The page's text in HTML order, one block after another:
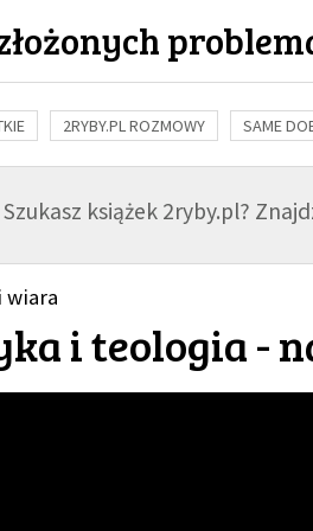
2RYBY.PL ROZMOWY SAME
WIĘZI RODZINA NAUKA
Szukasz książek 2ryby.pl?
wiara
i teologia -